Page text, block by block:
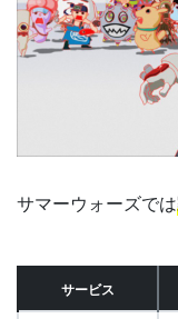
サマーウォーズでは
サービス